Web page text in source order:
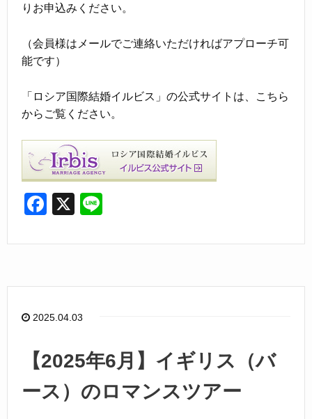
りお申込みください。
（会員様はメールでご連絡いただければアプローチ可
能です）
「ロシア国際結婚イルビス」の公式サイトは、こちら
からご覧ください。
F
c
b
o
k
X
e
2025.04.03
【2025年6月】イギリス（バ
ース）のロマンスツアー